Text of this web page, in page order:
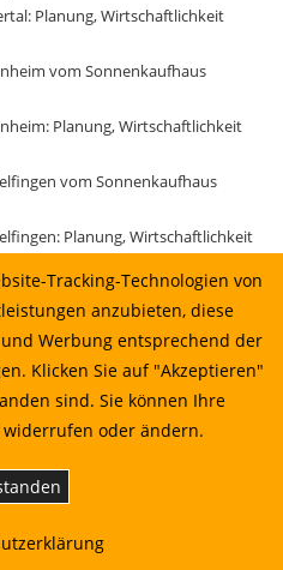
Planung, Wirtschaftlichkeit
vom Sonnenkaufhaus
Planung, Wirtschaftlichkeit
vom Sonnenkaufhaus
Planung, Wirtschaftlichkeit
im Breisgau vom
im Breisgau: Planung,
Planung, Wirtschaftlichkeit und
Tracking-Technologien von
anzubieten, diese
Werbung entsprechend der
Klicken Sie auf "Akzeptieren"
sind. Sie können Ihre
oder ändern.